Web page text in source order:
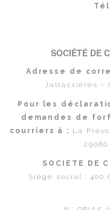
Tél
SOCIÉTÉ DE
Adresse de
Jallassières -
Pour les
demandes de
courriers à : La
SOCIETE DE
Siège social : 400